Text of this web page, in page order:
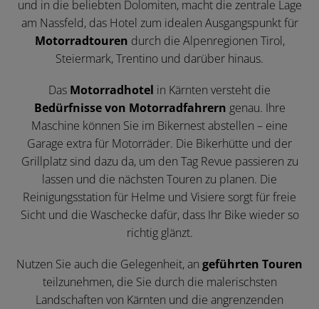
und in die beliebten Dolomiten, macht die zentrale Lage
am Nassfeld, das Hotel zum idealen Ausgangspunkt für
Motorradtouren durch die Alpenregionen Tirol,
Steiermark, Trentino und darüber hinaus.
Das Motorradhotel in Kärnten versteht die
Bedürfnisse von Motorradfahrern genau. Ihre
Maschine können Sie im Bikernest abstellen – eine
Garage extra für Motorräder. Die Bikerhütte und der
Grillplatz sind dazu da, um den Tag Revue passieren zu
lassen und die nächsten Touren zu planen. Die
Reinigungsstation für Helme und Visiere sorgt für freie
Sicht und die Waschecke dafür, dass Ihr Bike wieder so
richtig glänzt.
Nutzen Sie auch die Gelegenheit, an geführten Touren
teilzunehmen, die Sie durch die malerischsten
Landschaften von Kärnten und die angrenzenden